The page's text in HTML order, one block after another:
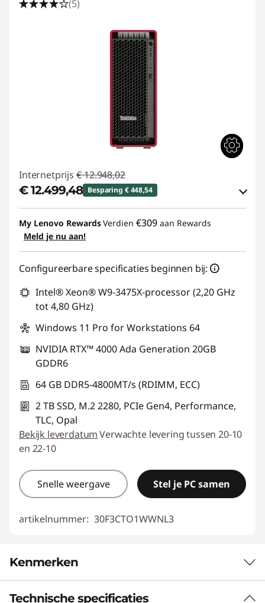
(5)
Internetprijs € 12.948,02
€ 12.499,48 Besparing € 448,54
eCoupon-besparingen :-€ 448,54
eCoupon gebruiken :
My Lenovo RewardsVerdien €309 aan Rewards
Meld je nu aan!
Configureerbare specificaties beginnen bij:
Intel® Xeon® W9-3475X-processor (2,20 GHz
tot 4,80 GHz)
Windows 11 Pro for Workstations 64
NVIDIA RTX™ 4000 Ada Generation 20GB
GDDR6
64 GB DDR5-4800MT/s (RDIMM, ECC)
2 TB SSD, M.2 2280, PCIe Gen4, Performance,
TLC, Opal
Bekijk leverdatumVerwachte levering tussen 20-10
en 22-10
Snelle weergave Stel je PC samen
artikelnummer: 30F3CTO1WWNL3
Kenmerken
De flexibiliteit om complexe taken te
Technische specificaties